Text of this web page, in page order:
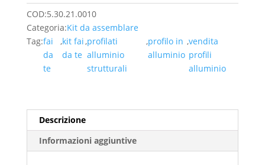
quantità
COD:5.30.21.0010
Categoria:Kit da assemblare
Tag:fai
da
te
,kit fai
da te
,profilati
alluminio
strutturali
,profilo in
alluminio
,vendita
profili
alluminio
Descrizione
Informazioni aggiuntive